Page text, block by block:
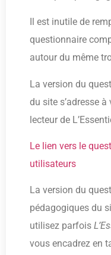
Il est inutile de
questionnaire
autour du même
La version du
du site s’adresse
lecteur de
Le lien vers le
utilisateurs
La version du
pédagogiques du
utilisez parfois
vous encadrez en